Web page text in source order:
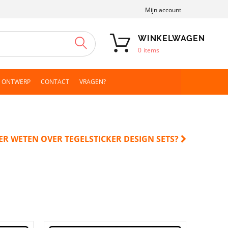
Mijn account
ZOEKEN WINKELWAGEN
0 items
ONTWERP CONTACT VRAGEN?
WETEN OVER TEGELSTICKER DESIGN SETS?